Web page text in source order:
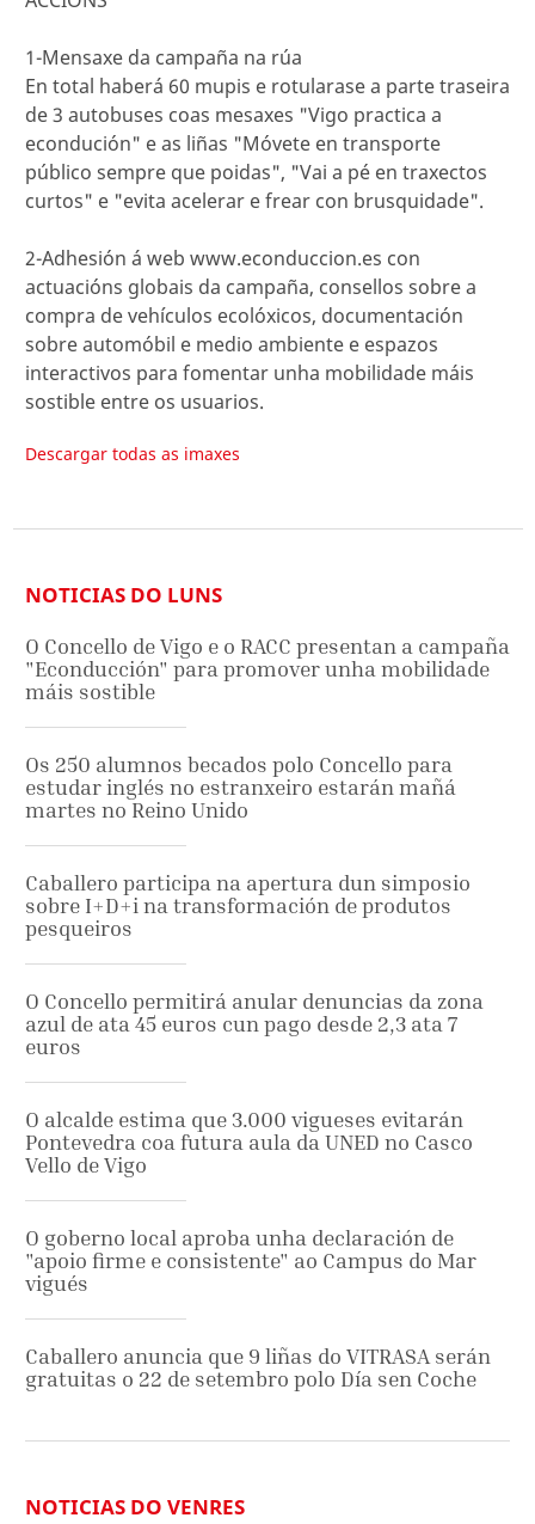
1-Mensaxe da campaña na rúa
En total haberá 60 mupis e rotularase a parte traseira
de 3 autobuses coas mesaxes "Vigo practica a
econdución" e as liñas "Móvete en transporte
público sempre que poidas", "Vai a pé en traxectos
curtos" e "evita acelerar e frear con brusquidade".
2-Adhesión á web www.econduccion.es con
actuacións globais da campaña, consellos sobre a
compra de vehículos ecolóxicos, documentación
sobre automóbil e medio ambiente e espazos
interactivos para fomentar unha mobilidade máis
sostible entre os usuarios.
Descargar todas as imaxes
NOTICIAS DO LUNS
O Concello de Vigo e o RACC presentan a campaña
"Econducción" para promover unha mobilidade
máis sostible
Os 250 alumnos becados polo Concello para
estudar inglés no estranxeiro estarán mañá
martes no Reino Unido
Caballero participa na apertura dun simposio
sobre I+D+i na transformación de produtos
pesqueiros
O Concello permitirá anular denuncias da zona
azul de ata 45 euros cun pago desde 2,3 ata 7
euros
O alcalde estima que 3.000 vigueses evitarán
Pontevedra coa futura aula da UNED no Casco
Vello de Vigo
O goberno local aproba unha declaración de
"apoio firme e consistente" ao Campus do Mar
vigués
Caballero anuncia que 9 liñas do VITRASA serán
gratuitas o 22 de setembro polo Día sen Coche
NOTICIAS DO VENRES